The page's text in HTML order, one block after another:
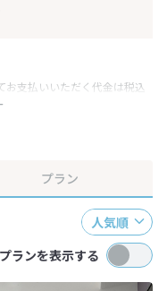
支払いいただく代金は税込
部変更となる場合がござい
間ごとに更新されます。最
プラン
人気順
プランを表示する